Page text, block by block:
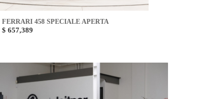
FERRARI 458 SPECIALE APERTA
$ 657,389